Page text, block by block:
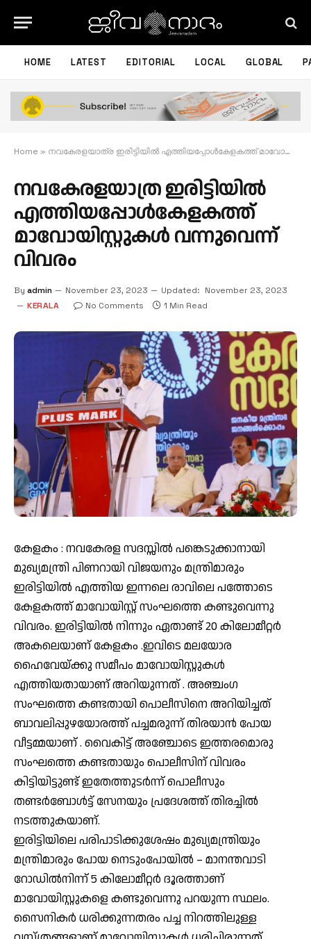
HOME LATEST EDITORIAL LOCAL GLOBAL
Home » നവകേരളയാത്ര ഇരിട്ടിയിൽ എത്തിയപ്പോൾകേളകത്ത് മാവോയിസ്റ്റുകൾ വന്നുവെന്ന് വിവരം
നവകേരളയാത്ര ഇരിട്ടിയിൽ
എത്തിയപ്പോൾകേളകത്ത്
മാവോയിസ്റ്റുകൾ വന്നുവെന്ന്
വിവരം
By admin November 23, 2023 Updated: November 23, 2023
KERALA
No Comments 1 Min Read
കേളകം : നവകേരള സദസ്സിൽ പങ്കെടുക്കാനായി
മുഖ്യമന്ത്രി പിണറായി വിജയനും മന്ത്രിമാരും
ഇരിട്ടിയിൽ എത്തിയ ഇന്നലെ രാവിലെ പത്തോടെ
കേളകത്ത് മാവോയിസ്റ്റ് സംഘത്തെ കണ്ടുവെന്നു
വിവരം. ഇരിട്ടിയിൽ നിന്നും ഏതാണ്ട് 20 കിലോമീറ്റർ
അകലെയാണ് കേളകം .ഇവിടെ മലയോര
ഹൈവേയ്ക്കു സമീപം മാവോയിസ്റ്റുകൾ
എത്തിയതായാണ് അറിയുന്നത് . അഞ്ചംഗ
സംഘത്തെ കണ്ടതായി പൊലീസിനെ അറിയിച്ചത്
ബാവലിപ്പുഴയോരത്ത് പച്ചമരുന്ന് തിരയാൻ പോയ
വീട്ടമ്മയാണ് . വൈകിട്ട് അഞ്ചോടെ ഇത്തരമൊരു
സംഘത്തെ കണ്ടതായും പൊലീസിന് വിവരം
കിട്ടിയിട്ടുണ്ട് ഇതേത്തുടർന്ന് പൊലീസും
തണ്ടർബോൾട്ട് സേനയും പ്രദേശത്ത് തിരച്ചിൽ
നടത്തുകയാണ്.
ഇരിട്ടിയിലെ പരിപാടിക്കുശേഷം മുഖ്യമന്ത്രിയും
മന്ത്രിമാരും പോയ നെടുംപോയിൽ – മാനന്തവാടി
റോഡിൽനിന്ന് 5 കിലോമീറ്റർ ദൂരത്താണ്
മാവോയിസ്റ്റുകളെ കണ്ടുവെന്നു പറയുന്ന സ്ഥലം.
സൈനികർ ധരിക്കുന്നതരം പച്ച നിറത്തിലുള്ള